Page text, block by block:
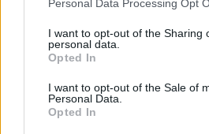
not limited to your visit or usage
grant or deny consent to Google
use your data for below specified
consent section.
Personal Data Processing Opt
I want to opt-out of the Sharing
personal data.
Opted In
I want to opt-out of the Sale of
Personal Data.
Opted In
A Fókusznak adott interjújában
hiszi, hogy Magyarországon a
Fókuszban, illetve az rtl.hu-n lehet